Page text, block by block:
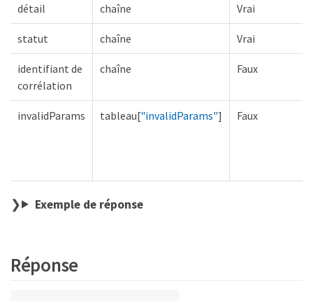
détail chaîne Vrai
statut chaîne Vrai
identifiant de
corrélation
chaîne Faux
invalidParams tableau["invalidParams"] Faux
Exemple de réponse
Réponse